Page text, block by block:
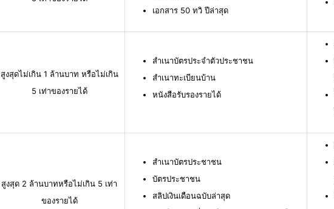
เอกสาร 50 ทวิ ปีล่าสุด
สูงสุดไม่เกิน 1 ล้านบาท หรือไม่เกิน
5 เท่าของรายได้
สำเนาบัตรประจำตัวประชาชน
สำเนาทะเบียนบ้าน
หนังสือรับรองรายได้
สูงสุด 2 ล้านบาทหรือไม่เกิน 5 เท่า
ของรายได้
สำเนาบัตรประชาชน
บัตรประชาชน
สลิปเงินเดือนฉบับล่าสุด